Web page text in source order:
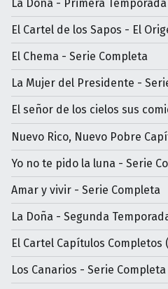
La Doña - Primera
El Cartel de los Sapos - El
El Chema - Serie Completa
La Mujer del Presidente -
El señor de los cielos sus
Nuevo Rico, Nuevo Pobre
Yo no te pido la luna - Serie
Amar y vivir - Serie Completa
La Doña - Segunda
El Cartel Capítulos Completos
Los Canarios - Serie Completa